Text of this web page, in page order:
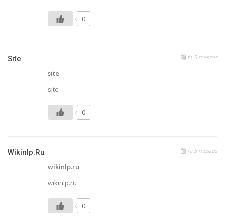
0
Site fa 5 messos
site
site
0
Wikinlp.ru fa 5 messos
wikinlp.ru
wikinlp.ru
0